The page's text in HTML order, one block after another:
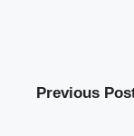
Previous